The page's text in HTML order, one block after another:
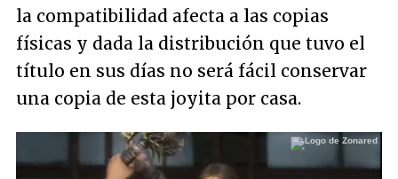
la compatibilidad afecta a las copias
físicas y dada la distribución que tuvo el
título en sus días no será fácil conservar
una copia de esta joyita por casa.